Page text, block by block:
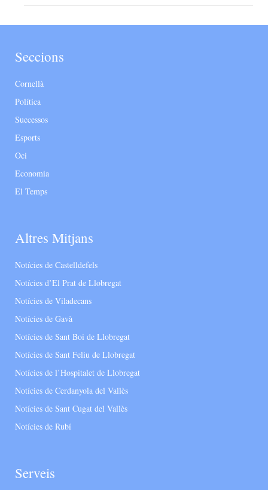
Seccions
Cornellà
Política
Successos
Esports
Oci
Economia
El Temps
Altres Mitjans
Notícies de Castelldefels
Notícies d’El Prat de Llobregat
Notícies de Viladecans
Notícies de Gavà
Notícies de Sant Boi de Llobregat
Notícies de Sant Feliu de Llobregat
Notícies de l’Hospitalet de Llobregat
Notícies de Cerdanyola del Vallès
Notícies de Sant Cugat del Vallès
Notícies de Rubí
Serveis